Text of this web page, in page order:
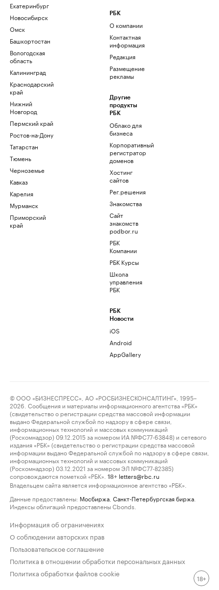
Екатеринбург
Новосибирск
Омск
Башкортостан
Вологодская
область
Калининград
Краснодарский
край
Нижний
Новгород
Пермский край
Ростов-на-Дону
Татарстан
Тюмень
Черноземье
Кавказ
Карелия
Мурманск
Приморский
край
РБК
О компании
Контактная
информация
Редакция
Размещение
рекламы
Другие
продукты
РБК
Облако для
бизнеса
Корпоративный
регистратор
доменов
Хостинг
сайтов
Рег.решения
Знакомства
Сайт
знакомств
podbor.ru
РБК
Компании
РБК Курсы
Школа
управления
РБК
РБК
Новости
iOS
Android
AppGallery
© ООО «БИЗНЕСПРЕСС», АО «РОСБИЗНЕСКОНСАЛТИНГ», 1995–
2026. Сообщения и материалы информационного агентства «РБК»
(свидетельство о регистрации средства массовой информации
выдано Федеральной службой по надзору в сфере связи,
информационных технологий и массовых коммуникаций
(Роскомнадзор) 09.12.2015 за номером ИА №ФС77-63848) и сетевого
издания «РБК» (свидетельство о регистрации средства массовой
информации выдано Федеральной службой по надзору в сфере связи,
информационных технологий и массовых коммуникаций
(Роскомнадзор) 03.12.2021 за номером ЭЛ №ФС77-82385)
сопровождаются пометкой «РБК».
18+ letters@rbc.ru
Владельцем сайта является информационное агентство «РБК».
Данные предоставлены: Мосбиржа Санкт-Петербургская биржа
Индексы облигаций предоставлены Cbonds.
Информация об ограничениях
О соблюдении авторских прав
Пользовательское соглашение
Политика в отношении обработки персональных данных
Политика обработки файлов cookie
18+